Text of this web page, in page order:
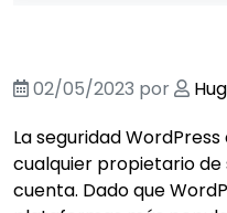
02/05/2023 por
La seguridad
cualquier propietario
cuenta. Dado que